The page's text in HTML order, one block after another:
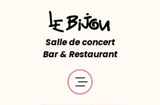
Salle de concert
Bar & Restaurant